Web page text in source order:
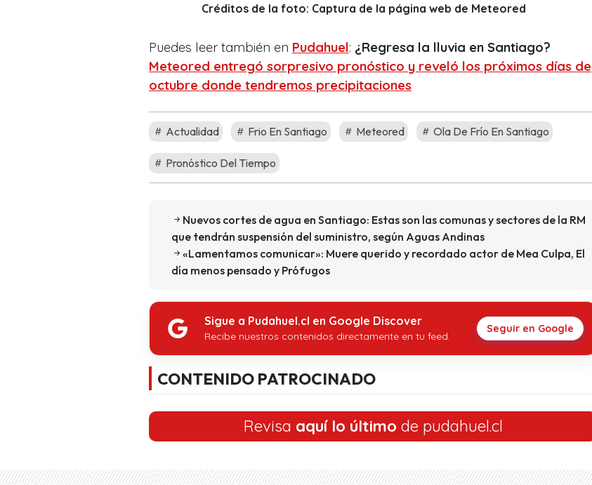
Créditos de la foto: Captura de la página web de Meteored
Puedes leer también en Pudahuel: ¿Regresa la lluvia en Santiago?
Meteored entregó sorpresivo pronóstico y reveló los próximos días de
octubre donde tendremos precipitaciones
Actualidad Frio En Santiago Meteored Ola De Frío En Santiago
Pronóstico Del Tiempo
Nuevos cortes de agua en Santiago: Estas son las comunas y sectores de la RM
que tendrán suspensión del suministro, según Aguas Andinas
«Lamentamos comunicar»: Muere querido y recordado actor de Mea Culpa, El
día menos pensado y Prófugos
Sigue a Pudahuel.cl en Google Discover
Recibe nuestros contenidos directamente en tu feed.
Seguir en Google
CONTENIDO PATROCINADO
Revisa aquí lo último de pudahuel.cl